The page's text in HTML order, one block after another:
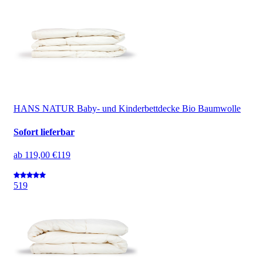
HANS NATUR Baby- und Kinderbettdecke Bio Baumwolle
Sofort lieferbar
ab 119,00 €119
519